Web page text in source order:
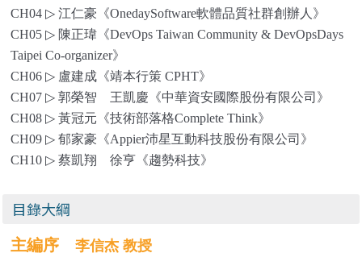
CH04 ▷ 江仁豪《OnedaySoftware軟體品質社群創辦人》
CH05 ▷ 陳正瑋《DevOps Taiwan Community & DevOpsDays
Taipei Co-organizer》
CH06 ▷ 盧建成《靖本行策 CPHT》
CH07 ▷ 郭榮智 王凱慶《中華資安國際股份有限公司》
CH08 ▷ 黃冠元《技術部落格Complete Think》
CH09 ▷ 郁家豪《Appier沛星互動科技股份有限公司》
CH10 ▷ 蔡凱翔 徐亨《趨勢科技》
目錄大綱
主編序 李信杰 教授